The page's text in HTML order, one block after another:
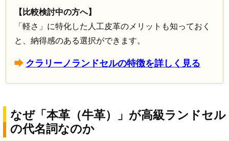
【比較検討中の方へ】
「軽さ」に特化した人工皮革のメリットも知っておく
と、納得感のある選択ができます。
クラリーノランドセルの特徴を詳しく見る
なぜ「本革（牛革）」が高級ランドセル
の代名詞なのか